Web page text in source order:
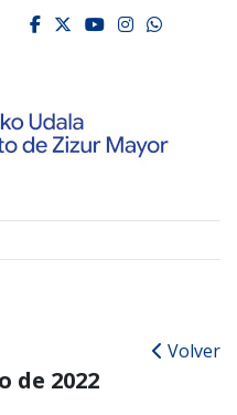
de
facebook
twitter
youtube
Volver
de 2022